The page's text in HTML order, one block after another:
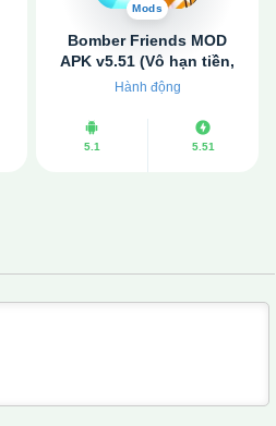
Mods
Bomber Friends MOD
APK v5.51 (Vô hạn tiền,
Hack bất tử, Menu Mod)
Hành động
5.1 5.51